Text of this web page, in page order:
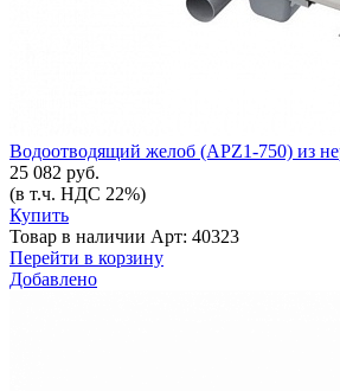
Водоотводящий желоб (APZ1-750) из
25 082 руб.
(в т.ч. НДС 22%)
Купить
Товар в наличии Арт: 40323
Перейти в корзину
Добавлено